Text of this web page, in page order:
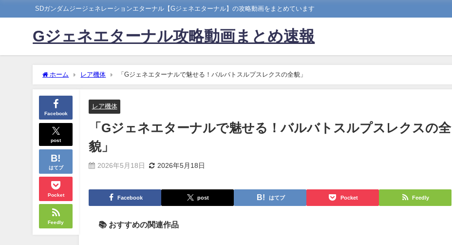
SDガンダムジージェネレーションエターナル【Gジェネエターナル】の攻略動画をまとめています
Gジェネエターナル攻略動画まとめ速報
ホーム レア機体 「Gジェネエターナルで魅せる！バルバトスルプスレクスの全貌」
Facebook
post
はてブ
Pocket
Feedly
レア機体
「Gジェネエターナルで魅せる！バルバトスルプスレクスの全
貌」
2026年5月18日 2026年5月18日
Facebook post はてブ Pocket Feedly
📚 おすすめの関連作品